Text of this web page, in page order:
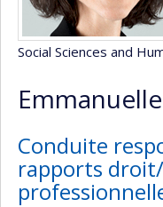
Social Sciences and
Conduite
rapports